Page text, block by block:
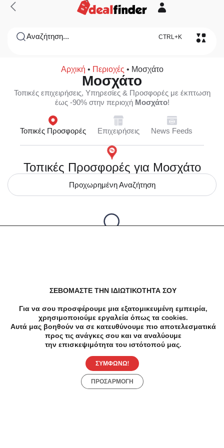
Αναζήτηση... CTRL+K
Αρχική • Περιοχές • Μοσχάτο
Μοσχάτο
Τοπικές επιχειρήσεις, Υπηρεσίες & Προσφορές με έκπτωση
έως -90% στην περιοχή Μοσχάτο!
Τοπικές Προσφορές Επιχειρήσεις News Feeds
Τοπικές Προσφορές για Μοσχάτο
Προχωρημένη Αναζήτηση
Κατηγορίες Περιοχές
ΣΕΒΟΜΑΣΤΕ ΤΗΝ ΙΔΙΩΤΙΚΟΤΗΤΑ ΣΟΥ
Για να σου προσφέρουμε μια εξατομικευμένη εμπειρία,
χρησιμοποιούμε εργαλεία όπως τα cookies.
Αυτά μας βοηθούν να σε κατευθύνουμε πιο αποτελεσματικά
προς τις ανάγκες σου και να αναλύουμε
την επισκεψιμότητα του ιστότοπού μας.
ΣΥΜΦΩΝΩ!
ΠΡΟΣΑΡΜΟΓΗ